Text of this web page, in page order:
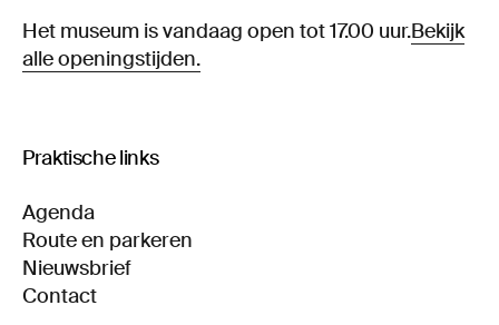
Het museum is vandaag open tot 17.00 uur.Bekijk
alle openingstijden.
Praktische links
Agenda
Route en parkeren
Nieuwsbrief
Contact